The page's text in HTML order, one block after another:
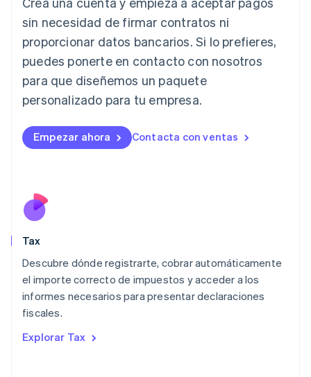
sin necesidad de firmar contratos ni
proporcionar datos bancarios. Si lo prefieres,
puedes ponerte en contacto con nosotros
para que diseñemos un paquete
personalizado para tu empresa.
Empezar ahora Contacta con ventas
Tax
Descubre dónde registrarte, cobrar automáticamente
el importe correcto de impuestos y acceder a los
informes necesarios para presentar declaraciones
fiscales.
Explorar Tax
English
Irlanda
Italia
ItalianoEnglish
Japón
English
Letonia
Liechtenstein
DeutschEnglish
Français
Malasia
English
México
Español
Noruega
English
Nueva Zelandia
English